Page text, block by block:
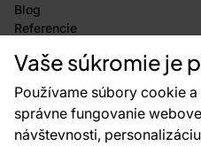
Vaše súkromie je
Používame súbory cookie
správne fungovanie
návštevnosti,
Blog
Referencie
Rady a tipy
Najčastejšie otázky